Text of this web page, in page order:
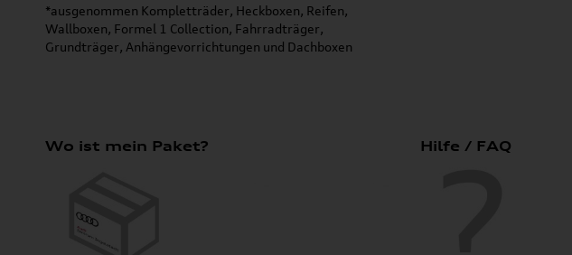
*ausgenommen Kompletträder, Heckboxen, Reifen,
Wallboxen, Formel 1 Collection, Fahrradträger,
Grundträger, Anhängevorrichtungen und Dachboxen
Wo ist mein Paket? Hilfe / FAQ